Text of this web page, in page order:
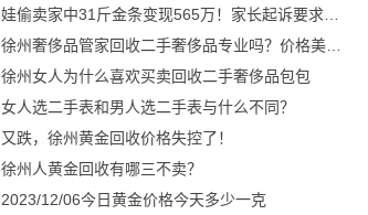
娃偷卖家中31斤金条变现565万！家长起诉要求返还不当得利！
徐州奢侈品管家回收二手奢侈品专业吗？价格美丽吗？
徐州女人为什么喜欢买卖回收二手奢侈品包包
女人选二手表和男人选二手表与什么不同？
又跌，徐州黄金回收价格失控了！
徐州人黄金回收有哪三不卖？
2023/12/06今日黄金价格今天多少一克